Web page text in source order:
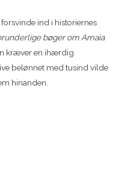
ind i historiernes
bøger om Amaia
kræver en ihærdig
belønnet med tusind vilde
hinanden.